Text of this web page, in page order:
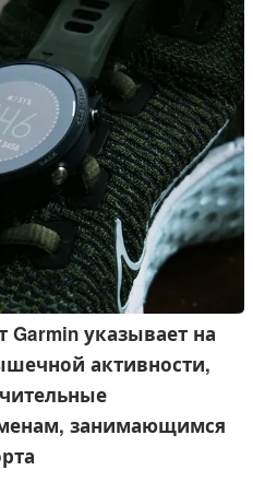
указывает на
активности,
занимающимся